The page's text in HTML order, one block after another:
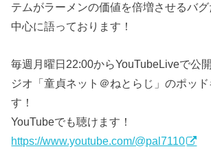
テムがラーメンの価値を倍増させるバ
中心に語っております！
毎週月曜日22:00からYouTubeLiveで公
ジオ「童貞ネット＠ねとらじ」のポッ
す！
YouTubeでも聴けます！
https://www.youtube.com/@pal7110